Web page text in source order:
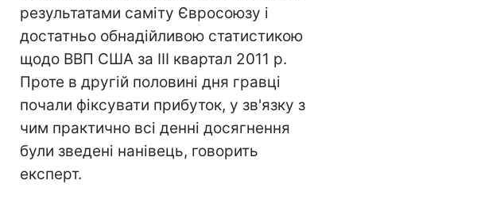
результатами саміту Євросоюзу і
достатньо обнадійливою статистикою
щодо ВВП США за III квартал 2011 р.
Проте в другій половині дня гравці
почали фіксувати прибуток, у зв'язку з
чим практично всі денні досягнення
були зведені нанівець, говорить
експерт.